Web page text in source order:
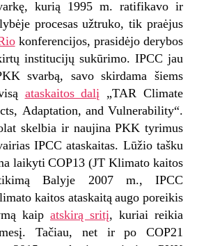
kurią 1995 m. ratifikavo ir
procesas užtruko, tik praėjus
konferencijos, prasidėjo derybos
institucijų sukūrimo. IPCC jau
svarbą, savo skirdama šiems
ataskaitos dalį „TAR Climate
Adaptation, and Vulnerability“.
skelbia ir naujina PKK tyrimus
IPCC ataskaitas. Lūžio tašku
laikyti COP13 (JT Klimato kaitos
Balyje 2007 m., IPCC
kaitos ataskaitą augo poreikis
kaip atskirą sritį, kuriai reikia
Tačiau, net ir po COP21